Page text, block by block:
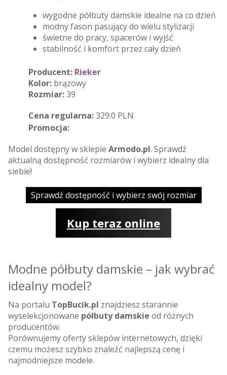
wygodne półbuty damskie idealne na co dzień
modny fason pasujący do wielu stylizacji
świetne do pracy, spacerów i wyjść
stabilność i komfort przez cały dzień
Producent: Rieker
Kolor: brązowy
Rozmiar:39
Cena regularna:329.0 PLN
Promocja:
Model dostępny w sklepie Armodo.pl. Sprawdź
aktualną dostępność rozmiarów i wybierz idealny dla
siebie!
Sprawdź dostępność i wybierz swój rozmiar
Kup teraz online
Modne półbuty damskie – jak wybrać
idealny model?
Na portalu TopBucik.pl znajdziesz starannie
wyselekcjonowane półbuty damskie od różnych
producentów.
Porównujemy oferty sklepów internetowych, dzięki
czemu możesz szybko znaleźć najlepszą cenę i
najmodniejsze modele.